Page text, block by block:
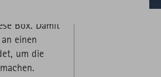
Box. Damit
einen
um die